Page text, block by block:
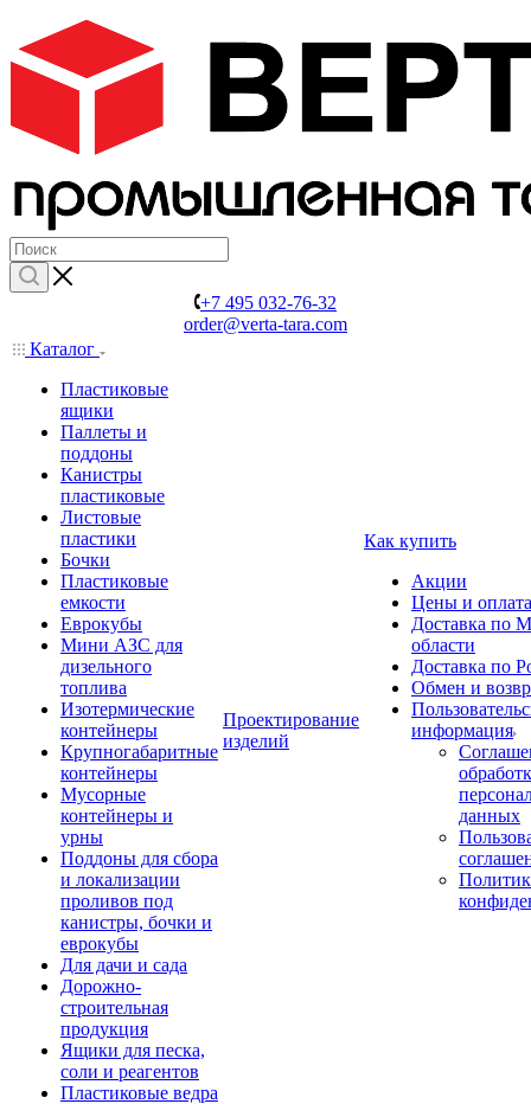
+7 495 032-76-32
order@verta-tara.com
Каталог
Пластиковые
ящики
Паллеты и
поддоны
Канистры
пластиковые
Листовые
пластики
Бочки
Пластиковые
емкости
Еврокубы
Мини АЗС для
дизельного
топлива
Изотермические
контейнеры
Крупногабаритные
контейнеры
Мусорные
контейнеры и
урны
Поддоны для сбора
и локализации
проливов под
канистры, бочки и
еврокубы
Для дачи и сада
Дорожно-
строительная
продукция
Ящики для песка,
соли и реагентов
Пластиковые ведра
Проектирование
изделий
Как купить
Акции
Цены и оплата
Доставка по
области
Доставка по
Обмен и
информация
данных